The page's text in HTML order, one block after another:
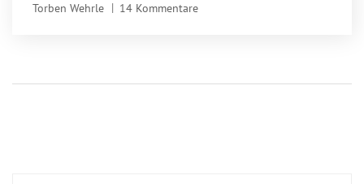
Torben Wehrle 14 Kommentare